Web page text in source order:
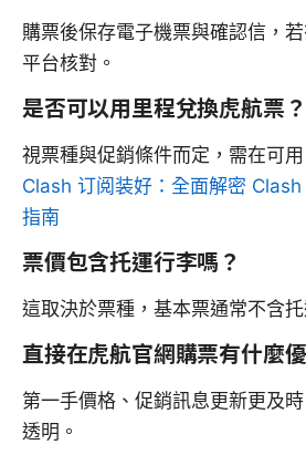
購票後保存電子機票與確認信，
平台核對。
是否可以用里程兌換虎航票？
視票種與促銷條件而定，需在可
Clash 订阅装好：全面解密
指南
票價包含托運行李嗎？
這取決於票種，基本票通常不含托
直接在虎航官網購票有什麼
第一手價格、促銷訊息更新更及
透明。